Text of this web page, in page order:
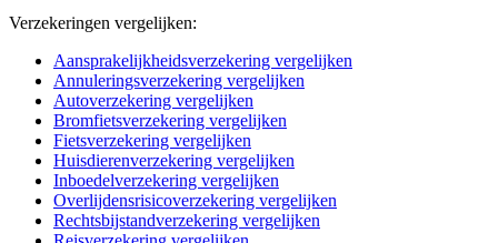
Verzekeringen vergelijken:
Aansprakelijkheidsverzekering vergelijken
Annuleringsverzekering vergelijken
Autoverzekering vergelijken
Bromfietsverzekering vergelijken
Fietsverzekering vergelijken
Huisdierenverzekering vergelijken
Inboedelverzekering vergelijken
Overlijdensrisicoverzekering vergelijken
Rechtsbijstandverzekering vergelijken